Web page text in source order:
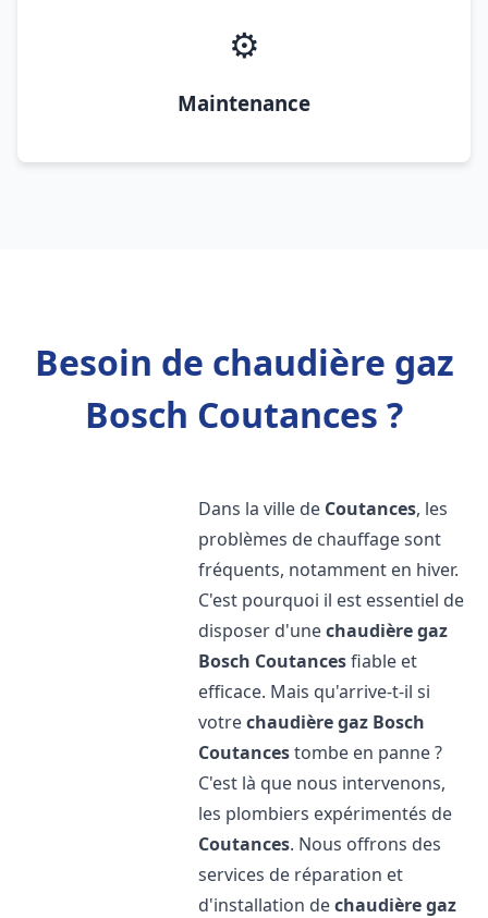
⚙️
Maintenance
Besoin de chaudière gaz
Bosch Coutances ?
Dans la ville de Coutances, les
problèmes de chauffage sont
fréquents, notamment en hiver.
C'est pourquoi il est essentiel de
disposer d'unechaudière gaz
Bosch Coutancesfiable et
efficace. Mais qu'arrive-t-il si
votrechaudière gaz Bosch
Coutancestombe en panne ?
C'est là que nous intervenons,
les plombiers expérimentés de
Coutances. Nous offrons des
services de réparation et
d'installation dechaudière gaz